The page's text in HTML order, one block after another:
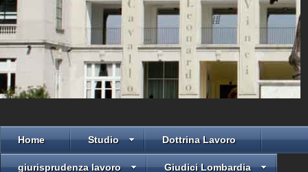
Home Studio Dottrina Lavoro
giurisprudenza lavoro Giudici Lombardia